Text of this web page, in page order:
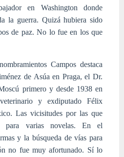
en Washington donde
la guerra. Quizá hubiera sido
de paz. No lo fue en los que
Campos destaca
de Asúa en Praga, el Dr.
primero y desde 1938 en
y exdiputado Félix
Las vicisitudes por las que
para varias novelas. En el
y la búsqueda de vías para
no fue muy afortunado. Sí lo